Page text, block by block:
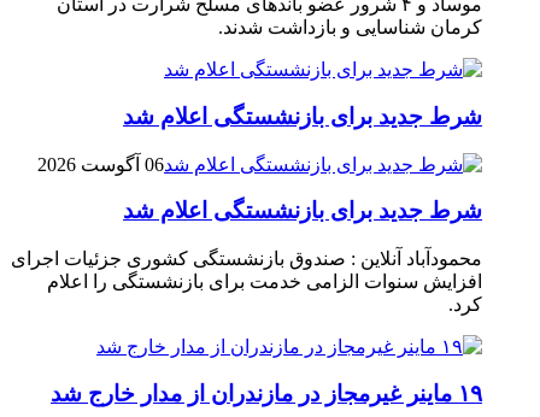
موساد و ۴ شرور عضو باند‌های مسلح شرارت در استان
کرمان شناسایی و بازداشت شدند.
شرط جدید برای بازنشستگی اعلام شد
06 آگوست 2026
شرط جدید برای بازنشستگی اعلام شد
محمودآباد آنلاین : صندوق بازنشستگی کشوری جزئیات اجرای
افزایش سنوات الزامی خدمت برای بازنشستگی را اعلام
کرد.
۱۹ ماینر غیرمجاز در مازندران از مدار خارج شد